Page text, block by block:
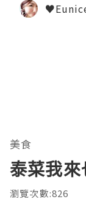
美食
泰菜我來
瀏覽次數:826